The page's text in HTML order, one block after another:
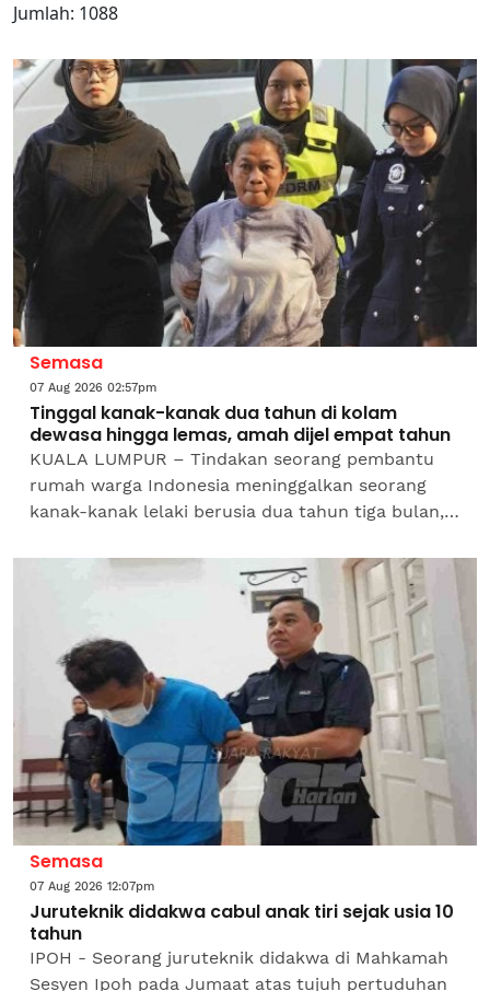
Jumlah: 1088
Semasa
07 Aug 2026 02:57pm
Tinggal kanak-kanak dua tahun di kolam
dewasa hingga lemas, amah dijel empat tahun
KUALA LUMPUR – Tindakan seorang pembantu
rumah warga Indonesia meninggalkan seorang
kanak-kanak lelaki berusia dua tahun tiga bulan,
sehingga menyebabkan...
Semasa
07 Aug 2026 12:07pm
Juruteknik didakwa cabul anak tiri sejak usia 10
tahun
IPOH - Seorang juruteknik didakwa di Mahkamah
Sesyen Ipoh pada Jumaat atas tujuh pertuduhan